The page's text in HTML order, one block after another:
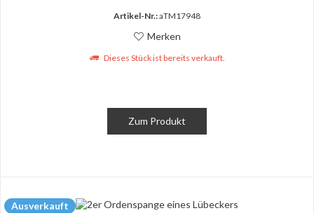
Artikel-Nr.:aTM17948
Merken
Dieses Stück ist bereits verkauft.
Zum Produkt
Ausverkauft